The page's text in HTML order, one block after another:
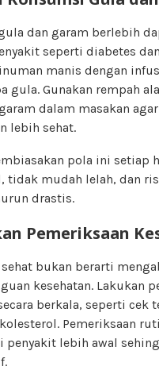
dan garam berlebih
seperti diabetes
manis dengan
gula. Gunakan rempah
dalam masakan
lebih sehat.
pola ini setiap
tidak mudah lelah, dan
drastis.
Pemeriksaan
bukan berarti
kesehatan. Lakukan
berkala, seperti cek
Pemeriksaan
penyakit lebih awal